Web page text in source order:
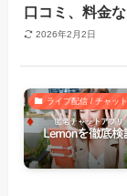
口コミ、料金
2026年2月2日
ライブ配信 / チャット